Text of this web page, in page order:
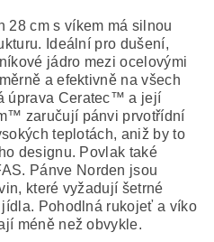
28 cm s víkem má silnou
Ideální pro dušení,
jádro mezi ocelovými
a efektivně na všech
úprava Ceratec™ a její
zaručují pánvi prvotřídní
teplotách, aniž by to
designu. Povlak také
Pánve Norden jsou
které vyžadují šetrné
Pohodlná rukojeť a víko
méně než obvykle.